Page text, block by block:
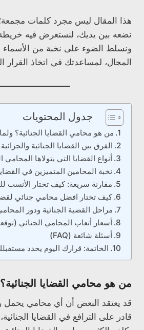
هذا المقال ليس مجرد كلمات
نضعه بين يديك، لنستعرض فيه خريطة
ونسلط الضوء على نخبة من الأسماء
المجال، لمساعدتك في اتخاذ القرار
جدول المحتويات
من هو محامي القضايا الجنائية؟
الفرق بين القضايا الجنائية والجزائية
أنواع القضايا التي يتولاها
نخبة المحامين المتميزين في
مقارنة سريعة: كيف تختار الأنسب
كيف تختار افضل محامي جنائي
مراحل القضية الجنائية ودور
أسعار أتعاب المحامي الجنائي (توقعات
أسئلة شائعة (FAQ)
الخاتمة: قرارك اليوم يحدد
من هو محامي القضايا
قد يعتقد البعض أن أي محامي يحمل
قادر على الترافع في القضايا